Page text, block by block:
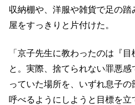
収納棚や、洋服や雑貨で足の踏
屋をすっきりと片付けた。
「京子先生に教わったのは『目
と。実際、捨てられない罪悪
っていた場所を、いずれ息子の
呼べるようにしようと目標を立